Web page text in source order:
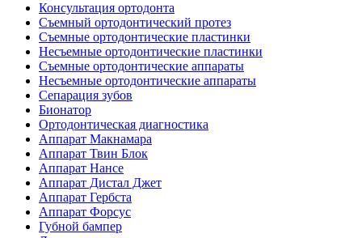
Консультация ортодонта
Съемный ортодонтический протез
Съемные ортодонтические пластинки
Несъемные ортодонтические пластинки
Съемные ортодонтические аппараты
Несъемные ортодонтические аппараты
Сепарация зубов
Бионатор
Ортодонтическая диагностика
Аппарат Макнамара
Аппарат Твин Блок
Аппарат Нансе
Аппарат Дистал Джет
Аппарат Гербста
Аппарат Форсус
Губной бампер